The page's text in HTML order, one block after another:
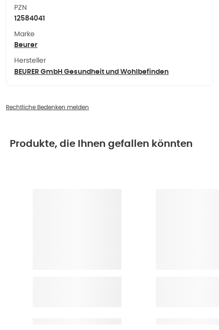
PZN
12584041
Marke
Beurer
Hersteller
BEURER GmbH Gesundheit und Wohlbefinden
Rechtliche Bedenken melden
Produkte, die Ihnen gefallen könnten